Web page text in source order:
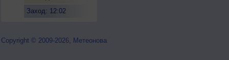
Заход: 12:02
Copyright © 2009-2026, Метеонова